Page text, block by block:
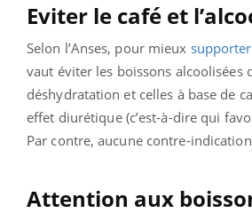
Eviter le café et
Selon l’Anses, pour mieux
vaut éviter les boissons alcoolisées
déshydratation et celles à base de
effet diurétique (c’est-à-dire qui
Par contre, aucune contre-
Attention aux